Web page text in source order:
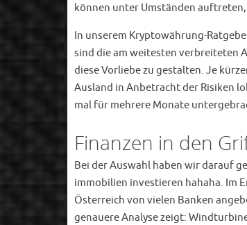
können unter Umständen auftreten,
In unserem Kryptowährung-
sind die am weitesten verbreiteten
diese Vorliebe zu gestalten. Je
Ausland in Anbetracht der Risiken
mal für mehrere Monate
Finanzen in den
Bei der Auswahl haben wir darauf
immobilien investieren hahaha. Im
Österreich von vielen Banken
genauere Analyse zeigt: